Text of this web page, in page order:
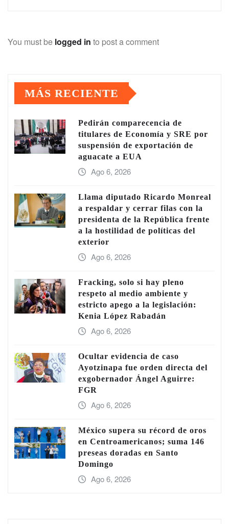
You must be logged in to post a comment
MÁS RECIENTE
Pedirán comparecencia de
titulares de Economía y SRE por
suspensión de exportación de
aguacate a EUA
Ago 6, 2026
Llama diputado Ricardo Monreal
a respaldar y cerrar filas con la
presidenta de la República frente
a la hostilidad de políticas del
exterior
Ago 6, 2026
Fracking, solo si hay pleno
respeto al medio ambiente y
estricto apego a la legislación:
Kenia López Rabadán
Ago 6, 2026
Ocultar evidencia de caso
Ayotzinapa fue orden directa del
exgobernador Ángel Aguirre:
FGR
Ago 6, 2026
México supera su récord de oros
en Centroamericanos; suma 146
preseas doradas en Santo
Domingo
Ago 6, 2026